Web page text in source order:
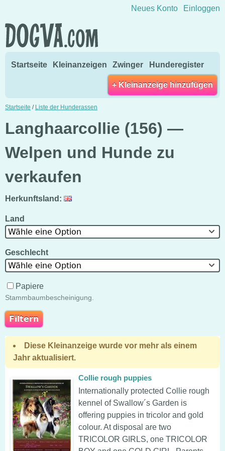
Direkt zum Inhalt wechseln
Neues Konto Einloggen
Startseite Kleinanzeigen Zwinger Hunderegister
+ Kleinanzeige hinzufügen
Startseite / Liste der Hunderassen
Langhaarcollie (156) —
Welpen und Hunde zu
verkaufen
Herkunftsland:
Land
Wähle eine Option
Geschlecht
Wähle eine Option
Papiere
Stammbaumbescheinigung.
Diese Kleinanzeige wurde vor mehr als einem
Jahr aktualisiert.
Collie rough puppies
Internationally protected Collie rough
kennel of Swallow´s Garden is
offering puppies in tricolor and gold
colour. At disposal are two
TRICOLOR GIRLS, one TRICOLOR